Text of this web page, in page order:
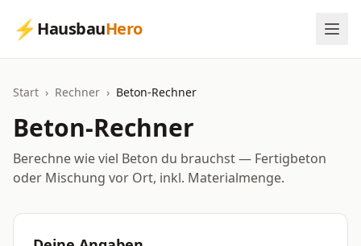
⚡ HausbauHero
Start › Rechner › Beton-Rechner
Beton-Rechner
Berechne wie viel Beton du brauchst — Fertigbeton
oder Mischung vor Ort, inkl. Materialmenge.